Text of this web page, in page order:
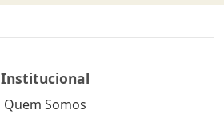
Institucional
Quem Somos